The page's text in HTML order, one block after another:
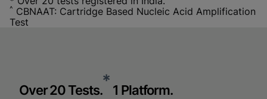
^ CBNAAT: Cartridge Based Nucleic Acid Amplification
Test
Over 20 Tests.* 1 Platform.